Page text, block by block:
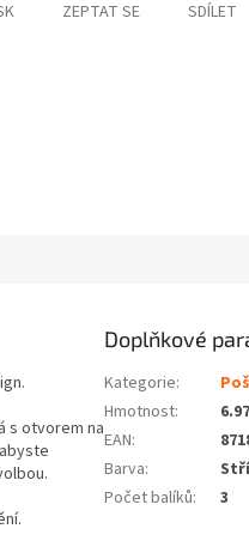
ZEPTAT SE SDÍLET
s otvorem na
Doplňkové
Kategorie:
Hmotnost:
EAN:
Barva:
Počet balíků: 3